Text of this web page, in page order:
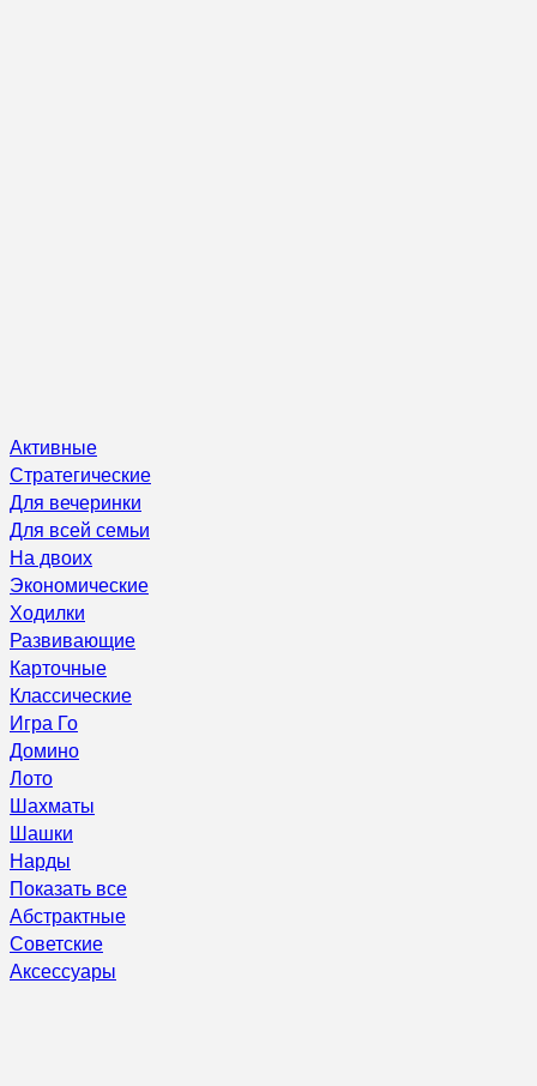
Активные
Стратегические
Для вечеринки
Для всей семьи
На двоих
Экономические
Ходилки
Развивающие
Карточные
Классические
Игра Го
Домино
Лото
Шахматы
Шашки
Нарды
Показать все
Абстрактные
Советские
Аксессуары